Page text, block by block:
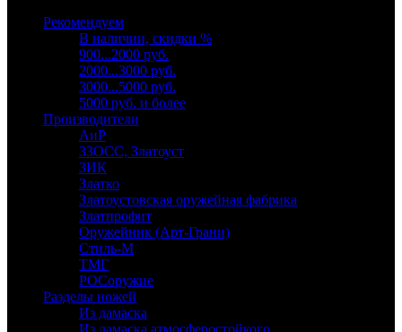
Рекомендуем
В наличии, скидки %
900...2000 руб.
2000...3000 руб.
3000...5000 руб.
5000 руб. и более
Производители
АиР
ЗЗОСС, Златоуст
ЗИК
Златко
Златоустовская оружейная фабрика
Златпрофит
Оружейник (Арт-Грани)
Стиль-М
ТМГ
РОСоружие
Разделы ножей
Из дамаска
Из дамаска атмосферостойкого